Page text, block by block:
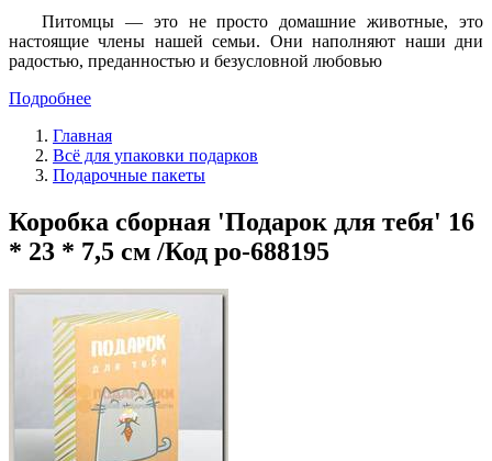
Питомцы — это не просто домашние животные, это
настоящие члены нашей семьи. Они наполняют наши дни
радостью, преданностью и безусловной любовью
Подробнее
Главная
Всё для упаковки подарков
Подарочные пакеты
Коробка сборная 'Подарок для тебя' 16
* 23 * 7,5 см /Код po-688195